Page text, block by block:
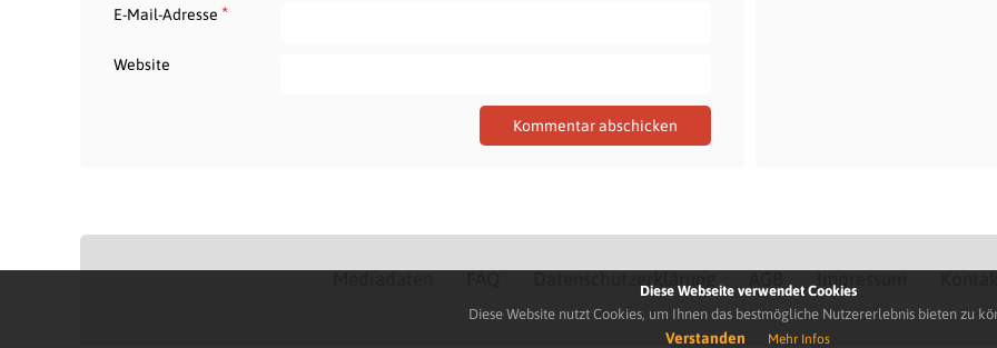
E-Mail-Adresse *
Website
Diese Webseite verwendet Cookies
Diese Website nutzt Cookies, um Ihnen das bestmögliche Nutzererlebnis bieten zu
Verstanden Mehr Infos